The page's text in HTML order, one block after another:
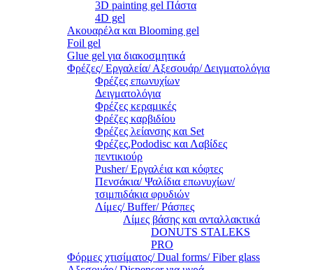
3D painting gel Πάστα
4D gel
Ακουαρέλα και Blooming gel
Foil gel
Glue gel για διακοσμητικά
Φρέζες/ Εργαλεία/ Αξεσουάρ/ Δειγματολόγια
Φρέζες επωνυχίων
Δειγματολόγια
Φρέζες κεραμικές
Φρέζες καρβιδίου
Φρέζες λείανσης και Set
Φρέζες,Pododisc και Λαβίδες
πεντικιούρ
Pusher/ Εργαλέια και κόφτες
Πενσάκια/ Ψαλίδια επωνυχίων/
τσιμπιδάκια φρυδιών
Λίμες/ Buffer/ Ράσπες
Λίμες βάσης και ανταλλακτικά
DONUTS STALEKS
PRO
Φόρμες χτισίματος/ Dual forms/ Fiber glass